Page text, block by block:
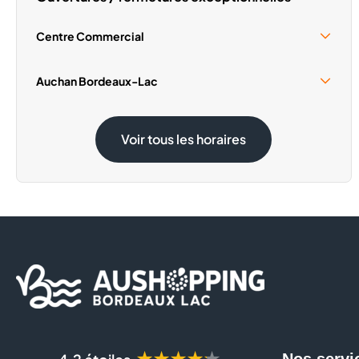
Centre Commercial
Samedi 15 Août
Auchan Bordeaux-Lac
Samedi 15 Août
08:30 - 20:00
Voir tous les horaires